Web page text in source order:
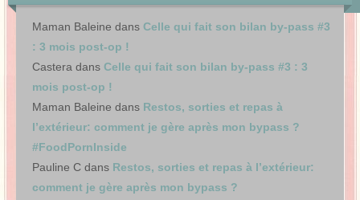
Maman Baleine dans Celle qui fait son bilan by-pass #3
: 3 mois post-op !
Castera dans Celle qui fait son bilan by-pass #3 : 3
mois post-op !
Maman Baleine dans Restos, sorties et repas à
l’extérieur: comment je gère après mon bypass ?
#FoodPornInside
Pauline C dans Restos, sorties et repas à l’extérieur:
comment je gère après mon bypass ?